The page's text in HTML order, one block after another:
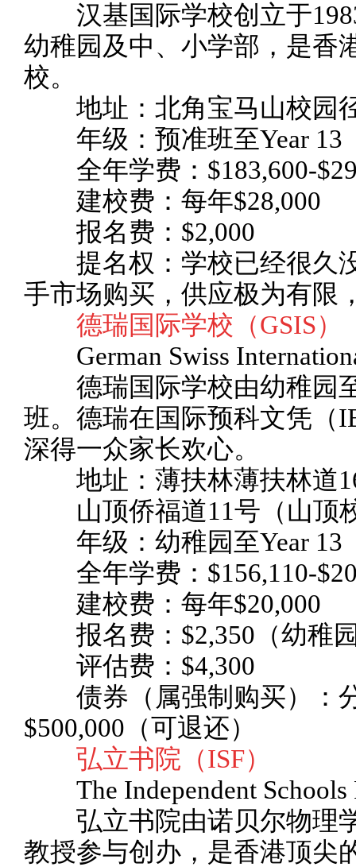
汉基国际学校创立于
幼稚园及中、小学部，是香
校。
地址：北角宝马山校园
年级：预准班至Year 13
全年学费：$183,600-
建校费：每年$28,000
报名费：$2,000
提名权：学校已经很久
手市场购买，供应极为有限
德瑞国际学校（GSIS）
German Swiss
德瑞国际学校由幼稚园
班。德瑞在国际预科文凭（
深得一众家长欢心。
地址：薄扶林薄扶林道
山顶侨福道11号（山顶
年级：幼稚园至Year 13
全年学费：$156,110-
建校费：每年$20,000
报名费：$2,350（幼稚园
评估费：$4,300
债券（属强制购买）：分
$500,000（可退还）
弘立书院（ISF）
The Independent Schools
弘立书院由诺贝尔物理学
教授参与创办，是香港顶尖